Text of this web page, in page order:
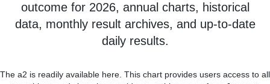
outcome for 2026, annual charts, historical
data, monthly result archives, and up-to-date
daily results.
The a2 is readily available here. This chart provides users access to all